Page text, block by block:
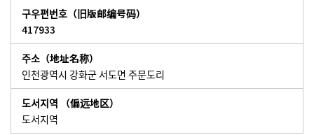
417933
인천광역시 강화군 서도면 주문도리
도서지역